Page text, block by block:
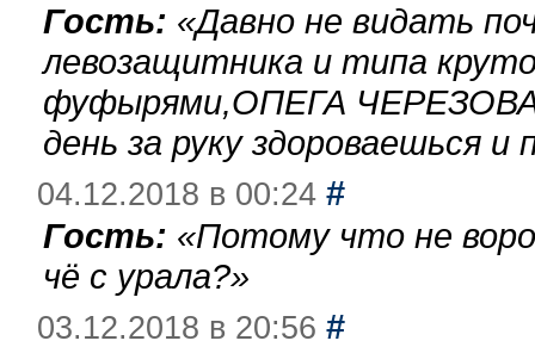
Гость: «Давно не видать
левозащитника и типа
фуфырями,ОПЕГА
день за руку здороваешься
04.12.2018 в 00:24 #
Гость: «Потому что не
чё с урала?»
03.12.2018 в 20:56 #